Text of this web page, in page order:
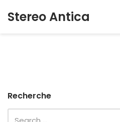
Stereo Antica
Recherche